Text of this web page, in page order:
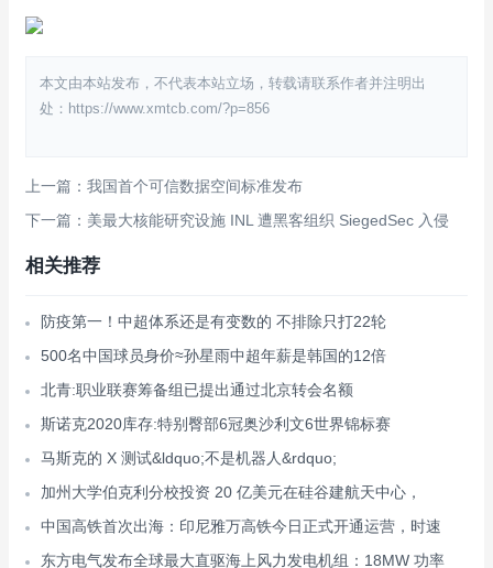
本文由本站发布，不代表本站立场，转载请联系作者并注明出
处：https://www.xmtcb.com/?p=856
上一篇：我国首个可信数据空间标准发布
下一篇：美最大核能研究设施 INL 遭黑客组织 SiegedSec 入侵
相关推荐
防疫第一！中超体系还是有变数的 不排除只打22轮
500名中国球员身价≈孙星雨中超年薪是韩国的12倍
北青:职业联赛筹备组已提出通过北京转会名额
斯诺克2020库存:特别臀部6冠奥沙利文6世界锦标赛
马斯克的 X 测试&ldquo;不是机器人&rdquo;
加州大学伯克利分校投资 20 亿美元在硅谷建航天中心，
中国高铁首次出海：印尼雅万高铁今日正式开通运营，时速
东方电气发布全球最大直驱海上风力发电机组：18MW 功率